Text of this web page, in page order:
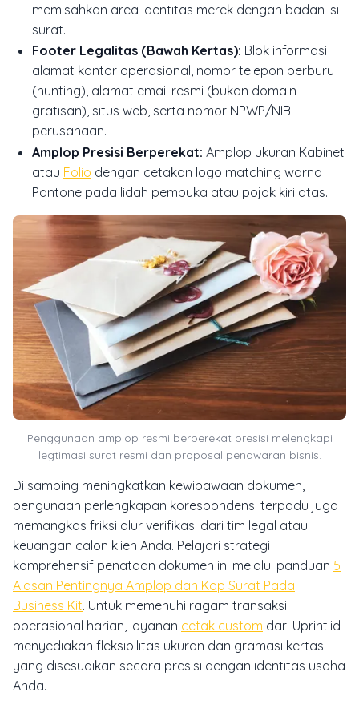
memisahkan area identitas merek dengan badan isi
surat.
Footer Legalitas (Bawah Kertas): Blok informasi
alamat kantor operasional, nomor telepon berburu
(hunting), alamat email resmi (bukan domain
gratisan), situs web, serta nomor NPWP/NIB
perusahaan.
Amplop Presisi Berperekat: Amplop ukuran Kabinet
atau Folio dengan cetakan logo matching warna
Pantone pada lidah pembuka atau pojok kiri atas.
Penggunaan amplop resmi berperekat presisi melengkapi
legtimasi surat resmi dan proposal penawaran bisnis.
Di samping meningkatkan kewibawaan dokumen,
pengunaan perlengkapan korespondensi terpadu juga
memangkas friksi alur verifikasi dari tim legal atau
keuangan calon klien Anda. Pelajari strategi
komprehensif penataan dokumen ini melalui panduan 5
Alasan Pentingnya Amplop dan Kop Surat Pada
Business Kit. Untuk memenuhi ragam transaksi
operasional harian, layanan cetak custom dari Uprint.id
menyediakan fleksibilitas ukuran dan gramasi kertas
yang disesuaikan secara presisi dengan identitas usaha
Anda.